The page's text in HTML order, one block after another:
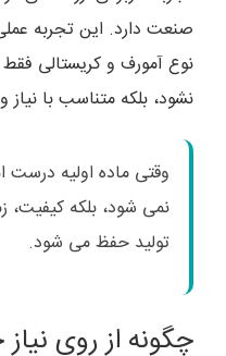
صنعت دارد. این تجربه
نوع آمورف و کریستالی
نشود، بلکه متناسب با
وقتی ماده اولیه
نمی شود، بلکه کیفیت،
تولید حفظ می شود.
چگونه از روی